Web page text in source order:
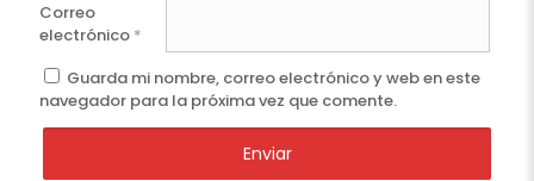
Correo
electrónico *
Guarda mi nombre, correo electrónico y web en este
navegador para la próxima vez que comente.